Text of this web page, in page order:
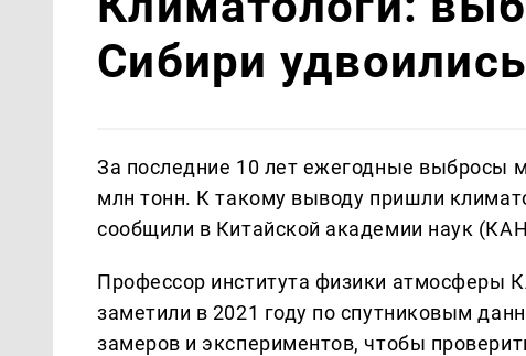
Сибири
За последние 10 лет ежегодные выбросы
млн тонн. К такому выводу пришли
сообщили в Китайской академии наук
Профессор института физики атмосферы
заметили в 2021 году по спутниковым
замеров и экспериментов, чтобы